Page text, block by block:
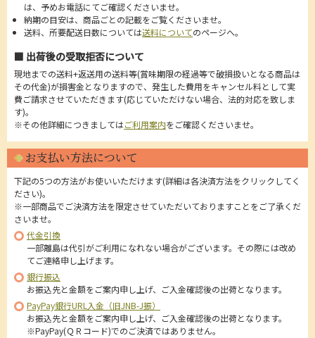
は、予めお電話にてご確認くださいませ。
納期の目安は、商品ごとの記載をご覧くださいませ。
送料、所要配送日数については送料についてのページへ。
■ 出荷後の受取拒否について
現地までの送料+返送用の送料等(賞味期限の経過等で破損扱いとなる商品は
その代金)が損害金となりますので、発生した費用をキャンセル料として実
費ご請求させていただきます(応じていただけない場合、法的対応を致しま
す)。
※その他詳細につきましてはご利用案内をご確認くださいませ。
お支払い方法について
下記の5つの方法がお使いいただけます(詳細は各決済方法をクリックしてく
ださい)。
※一部商品でご決済方法を限定させていただいておりますことをご了承くだ
さいませ。
代金引換
一部離島は代引がご利用になれない場合がございます。その際には改め
てご連絡申し上げます。
銀行振込
お振込先と金額をご案内申し上げ、ご入金確認後の出荷となります。
PayPay銀行URL入金（旧JNB-J振）
お振込先と金額をご案内申し上げ、ご入金確認後の出荷となります。
※PayPay(ＱＲコード)でのご決済ではありません。